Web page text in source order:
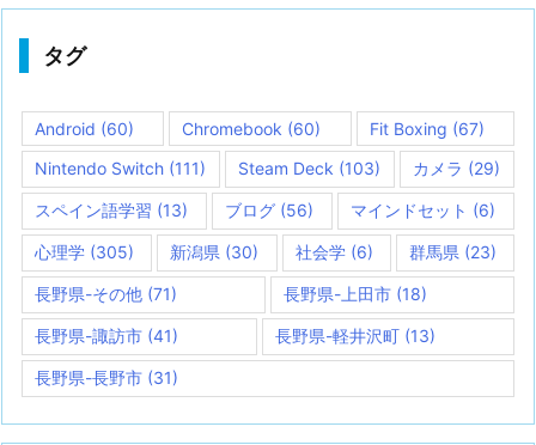
タグ
Android (60) Chromebook (60) Fit Boxing (67)
Nintendo Switch (111) Steam Deck (103) カメラ (29)
スペイン語学習 (13) ブログ (56) マインドセット (6)
心理学 (305) 新潟県 (30) 社会学(6) 群馬県 (23)
長野県-その他 (71) 長野県-上田市(18)
長野県-諏訪市 (41) 長野県-軽井沢町 (13)
長野県-長野市 (31)